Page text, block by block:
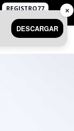
REGISTRO77
DESCARGAR
✕